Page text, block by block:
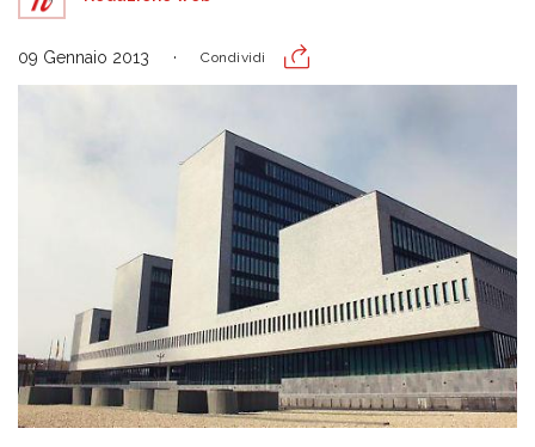
09 Gennaio 2013 Condividi